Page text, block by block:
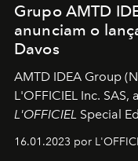
Grupo AMTD
anunciam o
Davos
AMTD IDEA Group
L'OFFICIEL Inc.
L'OFFICIEL Special
16.01.2023 por